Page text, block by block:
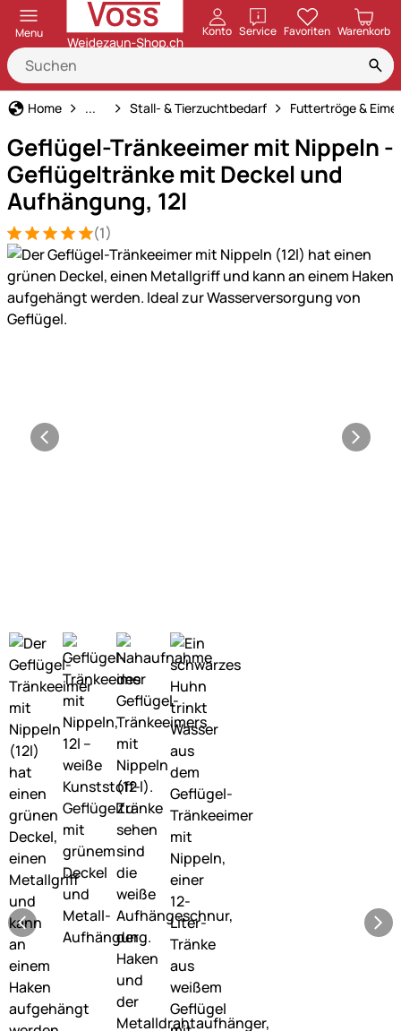
Menu Konto ServiceöffnenFavoriten Warenkorb
Home Haus und Hof
... Stall- & Tierzuchtbedarf Futtertröge & Eimer
Geflügel-Tränkeeimer mit Nippeln -
Geflügeltränke mit Deckel und
Aufhängung, 12l
Bewertung: 5 von 5 (1 Bewertungen)
1 Bewertung (1)
Produktgalerie